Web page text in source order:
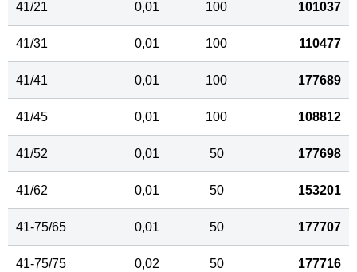
41/21 0,01 100 101037
41/31 0,01 100 110477
41/41 0,01 100 177689
41/45 0,01 100 108812
41/52 0,01 50 177698
41/62 0,01 50 153201
41-75/65 0,01 50 177707
41-75/75 0,02 50 177716